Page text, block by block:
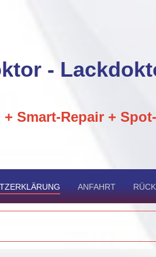
-
Smart-Repair +
ANFAHRT